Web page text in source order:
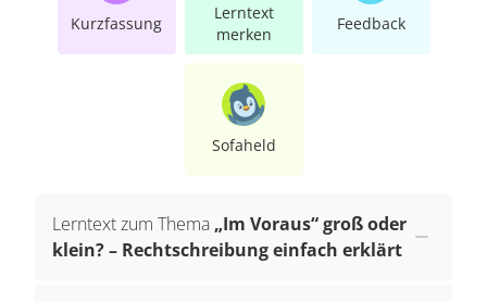
Kurzfassung
Lerntext
merken
Feedback
Sofaheld
Lerntext zum Thema „Im Voraus“ groß oder
klein? – Rechtschreibung einfach erklärt